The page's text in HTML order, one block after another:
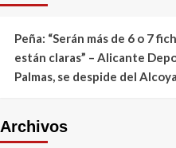
Peña: “Serán más de 6 o 7
están claras” – Alicante
Palmas, se despide del
Archivos